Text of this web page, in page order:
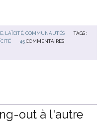
LAÏCITÉ, COMMUNAUTÉS
TAGS :
45 COMMENTAIRES
out à l'autre